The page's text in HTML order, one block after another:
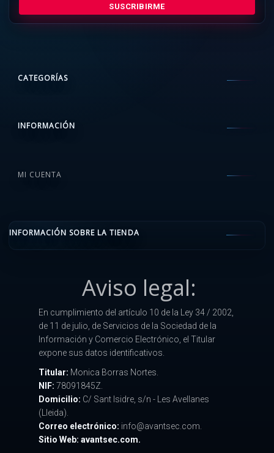
SUSCRIBIRME
CATEGORÍAS
INFORMACIÓN
MI CUENTA
INFORMACIÓN SOBRE LA TIENDA
Aviso legal:
En cumplimiento del artículo 10 de la Ley 34 / 2002,
de 11 de julio, de Servicios de la Sociedad de la
Información y Comercio Electrónico, el Titular
expone sus datos identificativos.
Titular: Monica Borras Nortes.
NIF: 78091845Z.
Domicilio: C/ Sant Isidre, s/n - Les Avellanes
(Lleida).
Correo electrónico: info@avantsec.com.
Sitio Web: avantsec.com.